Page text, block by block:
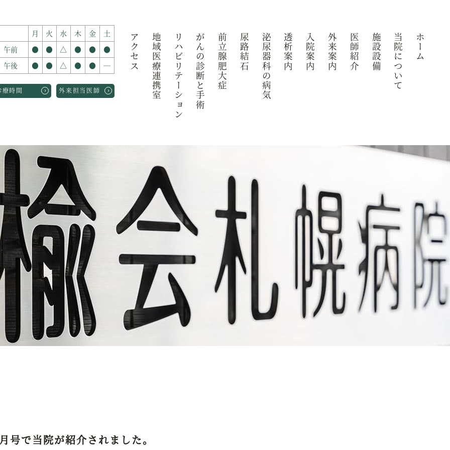
月 火 水 木 金
土
午前
● ● △ ● ●
●
午後
● ● △ ● ● ―
療時間 › 外来担当医師 ›
ホーム
当院について
施設設備
医師紹介
外来案内
入院案内
透析案内
泌尿器科の病気
尿路結石
前立腺肥大症
がんの診断と手術
リハビリテーション
地域医療連携室
アクセス
号で当院が紹介されました。